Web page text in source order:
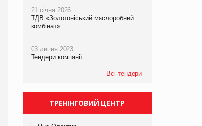
21 січня 2026
ТДВ «Золотоніський маслоробний
комбінат»
03 липня 2023
Тендери компанії
Всі тендери
ТРЕНІНГОВИЙ ЦЕНТР